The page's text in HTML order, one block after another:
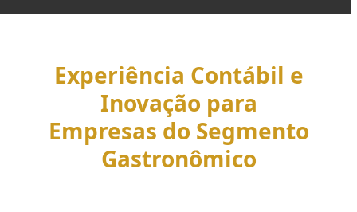
Experiência Contábil e
Inovação para
Empresas do Segmento
Gastronômico